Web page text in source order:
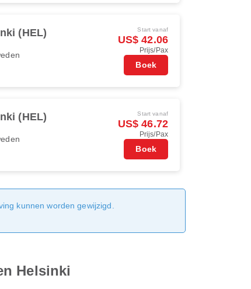
(HEL) Start vanaf
US$ 42.06
Prijs/Pax
Boek
(HEL) Start vanaf
US$ 46.72
Prijs/Pax
Boek
kunnen worden gewijzigd.
Helsinki